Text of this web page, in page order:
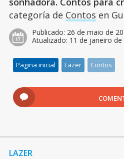
categoría de Contos en
Publicado: 26 de maio de
Atualizado: 11 de janeiro de
Pagina inicial Lazer Contos
LAZER